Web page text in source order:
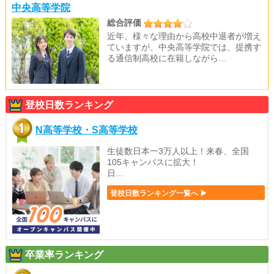
中央高等学院
総合評価
近年、様々な理由から高校中退者が増え
ていますが、中央高等学院では、提携す
る通信制高校に在籍しながら…
登校日数ランキング
N高等学校・S高等学校
生徒数日本一3万人以上！来春、全国
105キャンパスに拡大！
日…
登校日数ランキング一覧へ ▶
卒業率ランキング